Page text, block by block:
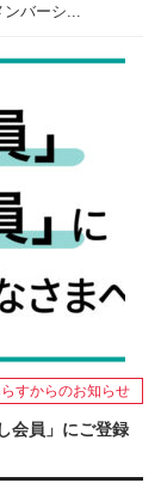
ンバーシ...
らすからのお知らせ
会員」にご登録